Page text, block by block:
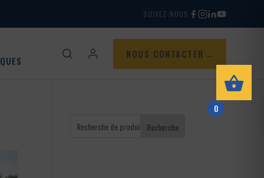
SUIVEZ-NOUS
NOUS CONTACTER
Recherche
0